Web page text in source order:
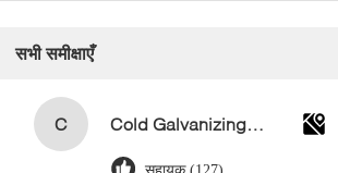
सभी समीक्षाएँ
C Cold Galvanizing Zinc Spray Paint 400ml
सहायक (127)